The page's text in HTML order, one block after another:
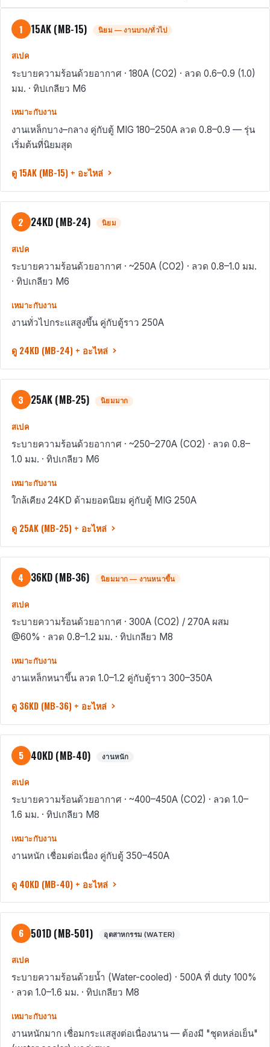
1 15AK (MB-15) นิยม — งานบาง/ทั่วไป
สเปค
ระบายความร้อนด้วยอากาศ · 180A (CO2) · ลวด 0.6–0.9 (1.0)
มม. · ทิปเกลียว M6
เหมาะกับงาน
งานเหล็กบาง–กลาง คู่กับตู้ MIG 180–250A ลวด 0.8–0.9 — รุ่น
เริ่มต้นที่นิยมสุด
ดู 15AK (MB-15) + อะไหล่
2 24KD (MB-24) นิยม
สเปค
ระบายความร้อนด้วยอากาศ · ~250A (CO2) · ลวด 0.8–1.0 มม.
· ทิปเกลียว M6
เหมาะกับงาน
งานทั่วไปกระแสสูงขึ้น คู่กับตู้ราว 250A
ดู 24KD (MB-24) + อะไหล่
3 25AK (MB-25) นิยมมาก
สเปค
ระบายความร้อนด้วยอากาศ · ~250–270A (CO2) · ลวด 0.8–
1.0 มม. · ทิปเกลียว M6
เหมาะกับงาน
ใกล้เคียง 24KD ด้ามยอดนิยม คู่กับตู้ MIG 250A
ดู 25AK (MB-25) + อะไหล่
4 36KD (MB-36) นิยมมาก — งานหนาขึ้น
สเปค
ระบายความร้อนด้วยอากาศ · 300A (CO2) / 270A ผสม
@60% · ลวด 0.8–1.2 มม. · ทิปเกลียว M8
เหมาะกับงาน
งานเหล็กหนาขึ้น ลวด 1.0–1.2 คู่กับตู้ราว 300–350A
ดู 36KD (MB-36) + อะไหล่
5 40KD (MB-40) งานหนัก
สเปค
ระบายความร้อนด้วยอากาศ · ~400–450A (CO2) · ลวด 1.0–
1.6 มม. · ทิปเกลียว M8
เหมาะกับงาน
งานหนัก เชื่อมต่อเนื่อง คู่กับตู้ 350–450A
ดู 40KD (MB-40) + อะไหล่
6 501D (MB-501) อุตสาหกรรม (WATER)
สเปค
ระบายความร้อนด้วยน้ำ (Water-cooled) · 500A ที่ duty 100%
· ลวด 1.0–1.6 มม. · ทิปเกลียว M8
เหมาะกับงาน
งานหนักมาก เชื่อมกระแสสูงต่อเนื่องนาน — ต้องมี "ชุดหล่อเย็น"